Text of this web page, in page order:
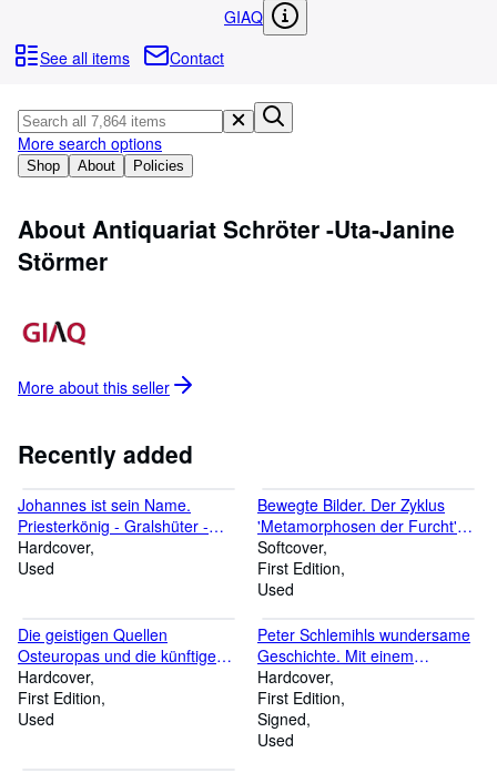
Art & Collectables
Sellers
Start Selling
CLOSE
GIAQ
See all items
Contact
Shop About Policies
More search options
About Antiquariat Schröter -Uta-Janine
Störmer
More about this seller
Recently added
Johannes ist sein Name.
Priesterkönig - Gralshüter -
Traumgestalt. Die Graue Reihe
12: Schriften zur
Hardcover
Used
Bewegte Bilder. Der Zyklus
'Metamorphosen der Furcht'
von Jan Sutten. Entwurf zu
einer Licht-Spiel-Kunst nach
einer Idee von Rudolf Steiner.
Softcover
First Edition
Used
Die geistigen Quellen
Osteuropas und die künftigen
Mysterien des Heiligen Gral.
Aus dem Russischen.
Hardcover
First Edition
Used
Peter Schlemihls wundersame
Geschichte. Mit einem
malerischen Zyklus von Ullrich
Wannhoff und einem Vorwort
von Horst-Jürgen Gerigk.
[Vorzugsausgabe].
Hardcover
First Edition
Signed
Used